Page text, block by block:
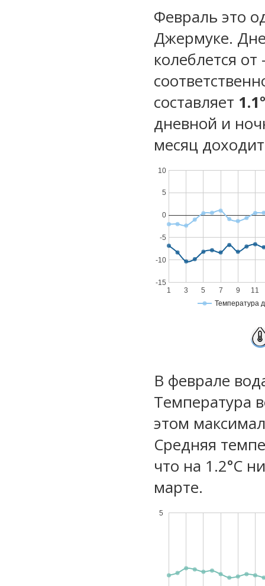
Февраль это
Джермуке.
колеблется от
составляет 1.1
дневной и
месяц
Температура
1 3 5 7 9 11
-15
-10
-5
0
5
10
В феврале
Температура
этом
Средняя
что на 1.2°C
марте.
5